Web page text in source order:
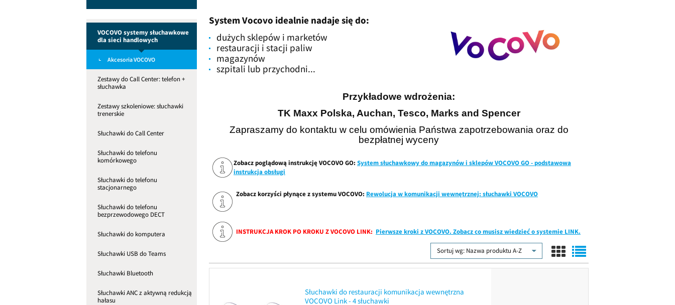
VOCOVO systemy słuchawkowe
dla sieci handlowych
Akcesoria VOCOVO
Zestawy do Call Center: telefon +
słuchawka
Zestawy szkoleniowe: słuchawki
trenerskie
Słuchawki do Call Center
Słuchawki do telefonu
komórkowego
Słuchawki do telefonu
stacjonarnego
Słuchawki do telefonu
bezprzewodowego DECT
Słuchawki do komputera
Słuchawki USB do Teams
Słuchawki Bluetooth
Słuchawki ANC z aktywną redukcją
hałasu
System Vocovo idealnie nadaje się do:
dużych sklepów i marketów
restauracji i stacji paliw
magazynów
szpitali lub przychodni...
Przykładowe wdrożenia:
TK Maxx Polska, Auchan, Tesco, Marks and Spencer
Zapraszamy do kontaktu w celu omówienia Państwa zapotrzebowania oraz do
bezpłatnej wyceny
Zobacz poglądową instrukcję VOCOVO GO: System słuchawkowy do magazynów i sklepów VOCOVO GO - podstawowa
instrukcja obsługi
Zobacz korzyści płynące z systemu VOCOVO: Rewolucja w komunikacji wewnętrznej: słuchawki VOCOVO
INSTRUKCJA KROK PO KROKU Z VOCOVO LINK: Pierwsze kroki z VOCOVO. Zobacz co musisz wiedzieć o systemie LINK.
Sortuj wg: Nazwa produktu A-Z
Słuchawki do restauracji komunikacja wewnętrzna
VOCOVO Link - 4 słuchawki